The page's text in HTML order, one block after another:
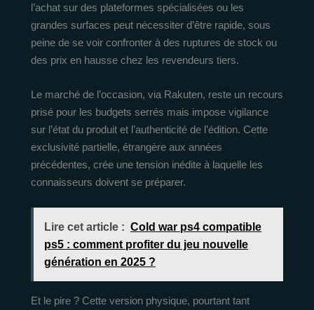
l’achat sur des plateformes spécialisées ou les
grandes surfaces peut nécessiter d’être rapide, sous
peine de se voir confronter à des ruptures de stock ou
des prix en hausse chez les revendeurs tiers.
Le marché de l’occasion, via Rakuten, reste un recours
prisé pour les budgets serrés mais impose vigilance
sur l’état du produit et l’authenticité de l’édition. Cette
exclusivité partielle, étrangère aux années
précédentes, crée une tension inédite à laquelle les
connaisseurs doivent se préparer.
Lire cet article : Cold war ps4 compatible
ps5 : comment profiter du jeu nouvelle
génération en 2025 ?
Et le pire ? Cette version physique, pourtant tant